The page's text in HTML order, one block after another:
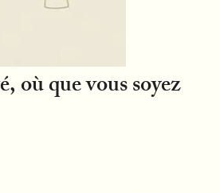
où que vous soyez